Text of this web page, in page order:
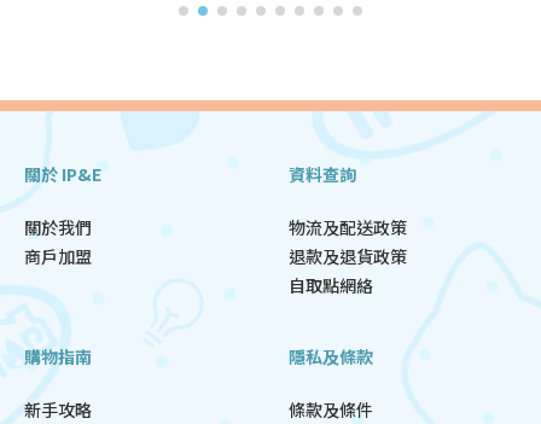
關於 IP&E
關於我們
商戶加盟
資料查詢
物流及配送政策
退款及退貨政策
自取點網絡
購物指南
新手攻略
隱私及條款
條款及條件